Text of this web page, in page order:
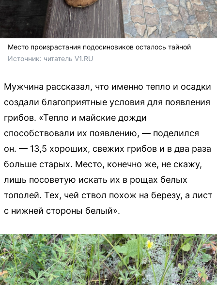
Место произрастания подосиновиков осталось тайной
Источник: читатель V1.RU
Мужчина рассказал, что именно тепло и осадки
создали благоприятные условия для появления
грибов. «Тепло и майские дожди
способствовали их появлению, — поделился
он. — 13,5 хороших, свежих грибов и в два раза
больше старых. Место, конечно же, не скажу,
лишь посоветую искать их в рощах белых
тополей. Тех, чей ствол похож на березу, а лист
с нижней стороны белый».